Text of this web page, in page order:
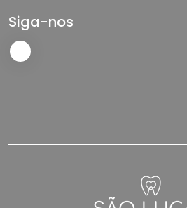
Siga-nos